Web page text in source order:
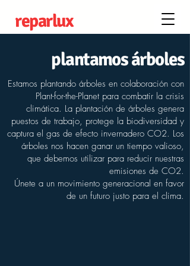
reparlux
plantamos árboles
Estamos plantando árboles en colaboración con
Plant-for-the-Planet para combatir la crisis
climática. La plantación de árboles genera
puestos de trabajo, protege la biodiversidad y
captura el gas de efecto invernadero CO2. Los
árboles nos hacen ganar un tiempo valioso,
que debemos utilizar para reducir nuestras
emisiones de CO2.
​Únete a un movimiento generacional en favor
de un futuro justo para el clima.